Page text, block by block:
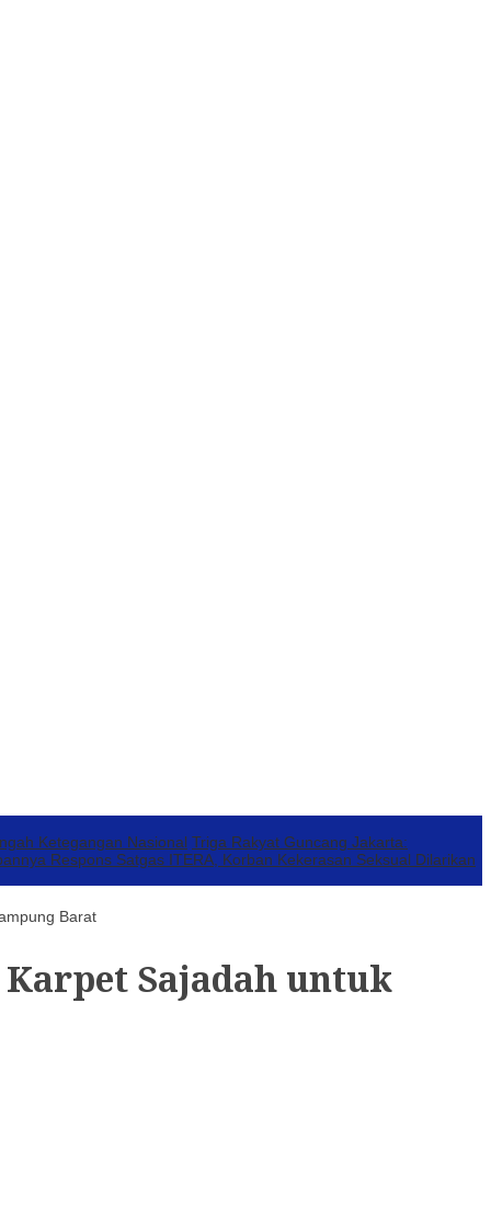
Ketegangan Nasional Triga Rakyat Guncang Jakarta:
Respons Satgas ITERA, Korban Kekerasan Seksual Dilarikan
Barat
Sajadah untuk